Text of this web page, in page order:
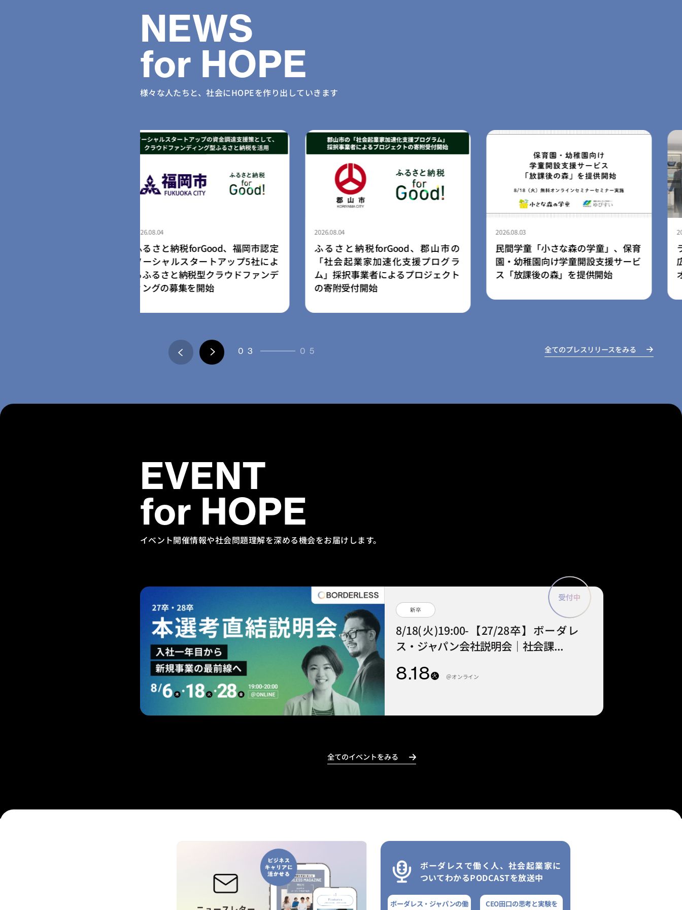
NEWS
for HOPE
様々な人たちと、社会にHOPEを作り出していきます
2026.08.04
ふるさと納税forGood、郡山市の
「社会起業家加速化支援プログラ
ム」採択事業者によるプロジェクト
の寄附受付開始
2026.08.03
民間学童「小さな森の学童」、保育
園・幼稚園向け学童開設支援サービ
ス「放課後の森」を提供開始
2026.08.03
ライフスタイルブランド「LIB」、
広島空港店を8月3日にリニューアル
オープン
03 05 全てのプレスリリースをみる
EVENT
for HOPE
イベント開催情報や社会問題理解を深める機会をお届けします。
新卒
8/18(火)19:00-【27/28卒】ボーダレ
ス・ジャパン会社説明会｜社会課...
8.18 火 ＠オンライン
全てのイベントをみる
ボーダレスで働く人、社会起業家に
ついてわかるPODCASTを放送中
ボーダレス・ジャパンの働
CEO田口の思考と実験を